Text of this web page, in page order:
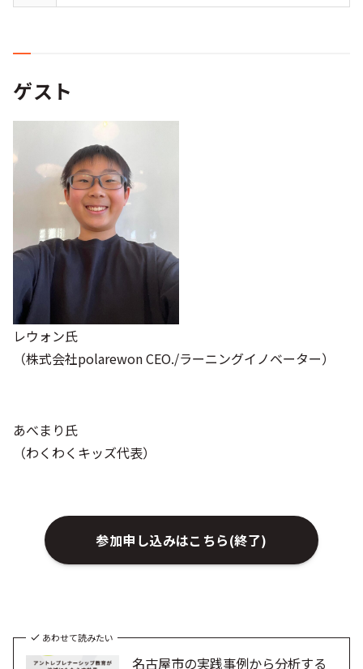
ゲスト
レウォン氏
（株式会社polarewon CEO./ラーニングイノベーター）
あべまり氏
（わくわくキッズ代表）
参加申し込みはこちら(終了)
あわせて読みたい
名古屋市の実践事例から分析する